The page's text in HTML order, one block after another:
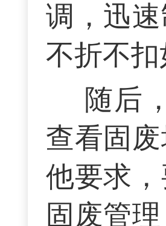
调，迅
不折不
随后
查看固
他要求
固废管